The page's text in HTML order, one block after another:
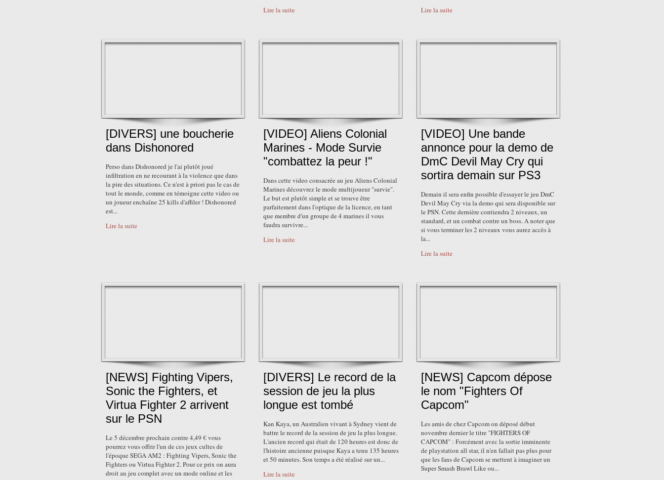
Lire la suite
Lire la suite
[DIVERS] une boucherie
dans Dishonored
Perso dans Dishonored je l'ai plutôt joué
infiltration en ne recourant à la violence que dans
la pire des situations. Ce n'est à priori pas le cas de
tout le monde, comme en témoigne cette video ou
un joueur enchaîne 25 kills d'affiler ! Dishonored
est...
Lire la suite
[VIDEO] Aliens Colonial
Marines - Mode Survie
"combattez la peur !"
Dans cette video consacrée au jeu Aliens Colonial
Marines découvrez le mode multijoueur "survie".
Le but est plutôt simple et se trouve être
parfaitement dans l'optique de la licence, en tant
que membre d'un groupe de 4 marines il vous
faudra survivre...
Lire la suite
[VIDEO] Une bande
annonce pour la demo de
DmC Devil May Cry qui
sortira demain sur PS3
Demain il sera enfin possible d'essayer le jeu DmC
Devil May Cry via la demo qui sera disponible sur
le PSN. Cette dernière contiendra 2 niveaux, un
standard, et un combat contre un boss. A noter que
si vous terminer les 2 niveaux vous aurez accès à
la...
Lire la suite
[NEWS] Fighting Vipers,
Sonic the Fighters, et
Virtua Fighter 2 arrivent
sur le PSN
Le 5 décembre prochain contre 4,49 € vous
pourrez vous offrir l'un de ces jeux cultes de
l'époque SEGA AM2 : Fighting Vipers, Sonic the
Fighters ou Virtua Fighter 2. Pour ce prix on aura
droit au jeu complet avec un mode online et les
[DIVERS] Le record de la
session de jeu la plus
longue est tombé
Kan Kaya, un Australien vivant à Sydney vient de
battre le record de la session de jeu la plus longue.
L'ancien record qui était de 120 heures est donc de
l'histoire ancienne puisque Kaya a tenu 135 heures
et 50 minutes. Son temps a été réalisé sur un...
Lire la suite
[NEWS] Capcom dépose
le nom "Fighters Of
Capcom"
Les amis de chez Capcom on déposé début
novembre dernier le titre "FIGHTERS OF
CAPCOM" : Forcément avec la sortie imminente
de playstation all star, il n'en fallait pas plus pour
que les fans de Capcom se mettent à imaginer un
Super Smash Brawl Like ou...